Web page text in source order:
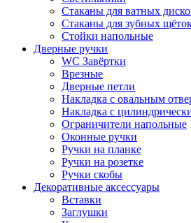
Стаканы для ватных
Стаканы для зубных
Стойки напольные
Дверные ручки
WC Завёртки
Врезные
Дверные петли
Накладка с овальным
Накладка с
Ограничители напольные
Оконные ручки
Ручки на планке
Ручки на розетке
Ручки скобы
Декоративные аксессуары
Вставки
Заглушки